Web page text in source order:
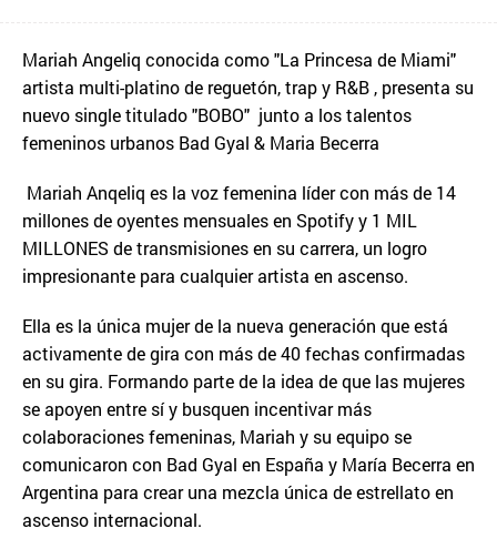
Mariah Angeliq conocida como "La Princesa de Miami"
artista multi-platino de reguetón, trap y R&B , presenta su
nuevo single titulado "BOBO" junto a los talentos
femeninos urbanos Bad Gyal & Maria Becerra
Mariah Anqeliq es la voz femenina líder con más de 14
millones de oyentes mensuales en Spotify y 1 MIL
MILLONES de transmisiones en su carrera, un logro
impresionante para cualquier artista en ascenso.
Ella es la única mujer de la nueva generación que está
activamente de gira con más de 40 fechas confirmadas
en su gira. Formando parte de la idea de que las mujeres
se apoyen entre sí y busquen incentivar más
colaboraciones femeninas, Mariah y su equipo se
comunicaron con Bad Gyal en España y María Becerra en
Argentina para crear una mezcla única de estrellato en
ascenso internacional.